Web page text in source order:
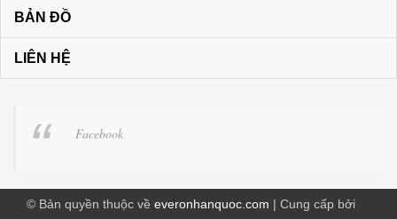
BẢN ĐỒ
LIÊN HỆ
Facebook
© Bản quyền thuộc về everonhanquoc.com | Cung cấp bởi